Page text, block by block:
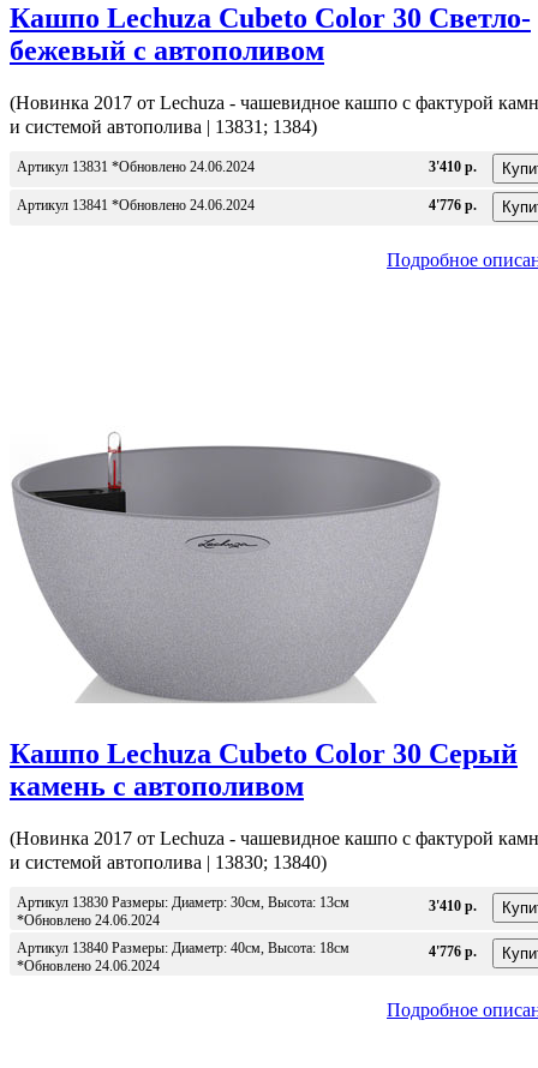
Кашпо Lechuza Cubeto Color 30 Светло-
бежевый с автополивом
(Новинка 2017 от Lechuza - чашевидное кашпо с фактурой
и системой автополива | 13831; 1384)
Артикул 13831 *Обновлено 24.06.2024 3'410 р.
Артикул 13841 *Обновлено 24.06.2024 4'776 р.
Подробное
Кашпо Lechuza Cubeto Color 30 Серый
камень с автополивом
(Новинка 2017 от Lechuza - чашевидное кашпо с фактурой
и системой автополива | 13830; 13840)
Артикул 13830 Размеры: Диаметр: 30см, Высота: 13см
*Обновлено 24.06.2024
3'410 р.
Артикул 13840 Размеры: Диаметр: 40см, Высота: 18см
*Обновлено 24.06.2024
4'776 р.
Подробное